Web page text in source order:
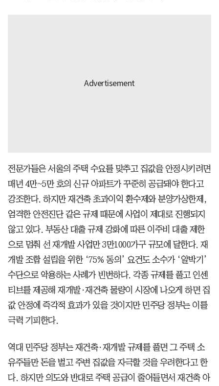
전문가들은 서울의 주택 수요를 맞추고 집값을 안정시키려면
매년 4만~5만 호의 신규 아파트가 꾸준히 공급돼야 한다고
강조한다. 하지만 재건축 초과이익 환수제와 분양가상한제,
엄격한 안전진단 같은 규제 때문에 사업이 제대로 진행되지
않고 있다. 부동산 대출 규제 강화에 따른 이주비 대출 제한
으로 멈춰 선 재개발 사업만 3만1000가구 규모에 달한다. 재
개발 조합 설립을 위한 ‘75% 동의’ 요건도 소수가 ‘알박기’
수단으로 악용하는 사례가 빈번하다. 각종 규제를 풀고 인센
티브를 제공해 재개발·재건축 물량이 시장에 나오게 하면 집
값 안정에 즉각적 효과가 있을 것이지만 민주당 정부는 이를
극력 기피한다.
역대 민주당 정부는 재건축·재개발 규제를 풀면 그 주택 소
유주들만 돈을 벌고 주변 집값을 자극할 것을 우려한다고 한
다. 하지만 의도와 반대로 주택 공급이 줄어들면서 재건축 아